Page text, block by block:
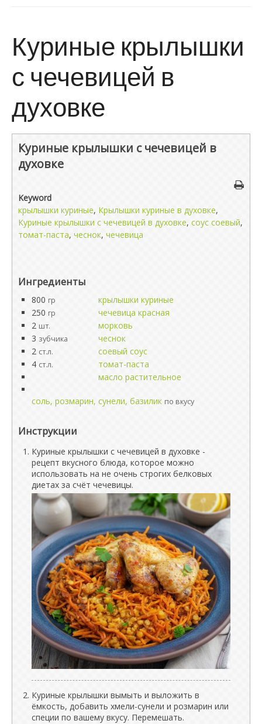
Куриные крылышки
с чечевицей в
духовке
Куриные крылышки с чечевицей в
духовке
Keyword
крылышки куриные, Крылышки куриные в духовке,
Куриные крылышки с чечевицей в духовке, соус соевый,
томат-паста, чеснок, чечевица
Ингредиенты
800 гр
крылышки куриные
250 гр
чечевица красная
2 шт.
морковь
3 зубчика
чеснок
2 ст.л.
соевый соус
4 ст.л.
томат-паста
масло растительное
соль, розмарин, сунели, базилик по вкусу
Инструкции
Куриные крылышки с чечевицей в духовке -
рецепт вкусного блюда, которое можно
использовать на не очень строгих белковых
диетах за счёт чечевицы.
Куриные крылышки вымыть и выложить в
ёмкость, добавить хмели-сунели и розмарин или
специи по вашему вкусу. Перемешать.